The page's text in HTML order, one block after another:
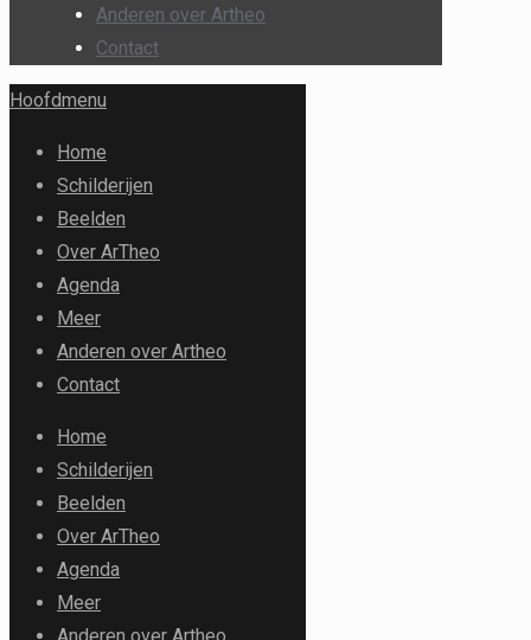
Anderen over Artheo
Contact
Hoofdmenu
Home
Schilderijen
Beelden
Over ArTheo
Agenda
Meer
Anderen over Artheo
Contact
Home
Schilderijen
Beelden
Over ArTheo
Agenda
Meer